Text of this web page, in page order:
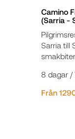
Camino
(Sarria -
Sarria till
8 dagar /
Från